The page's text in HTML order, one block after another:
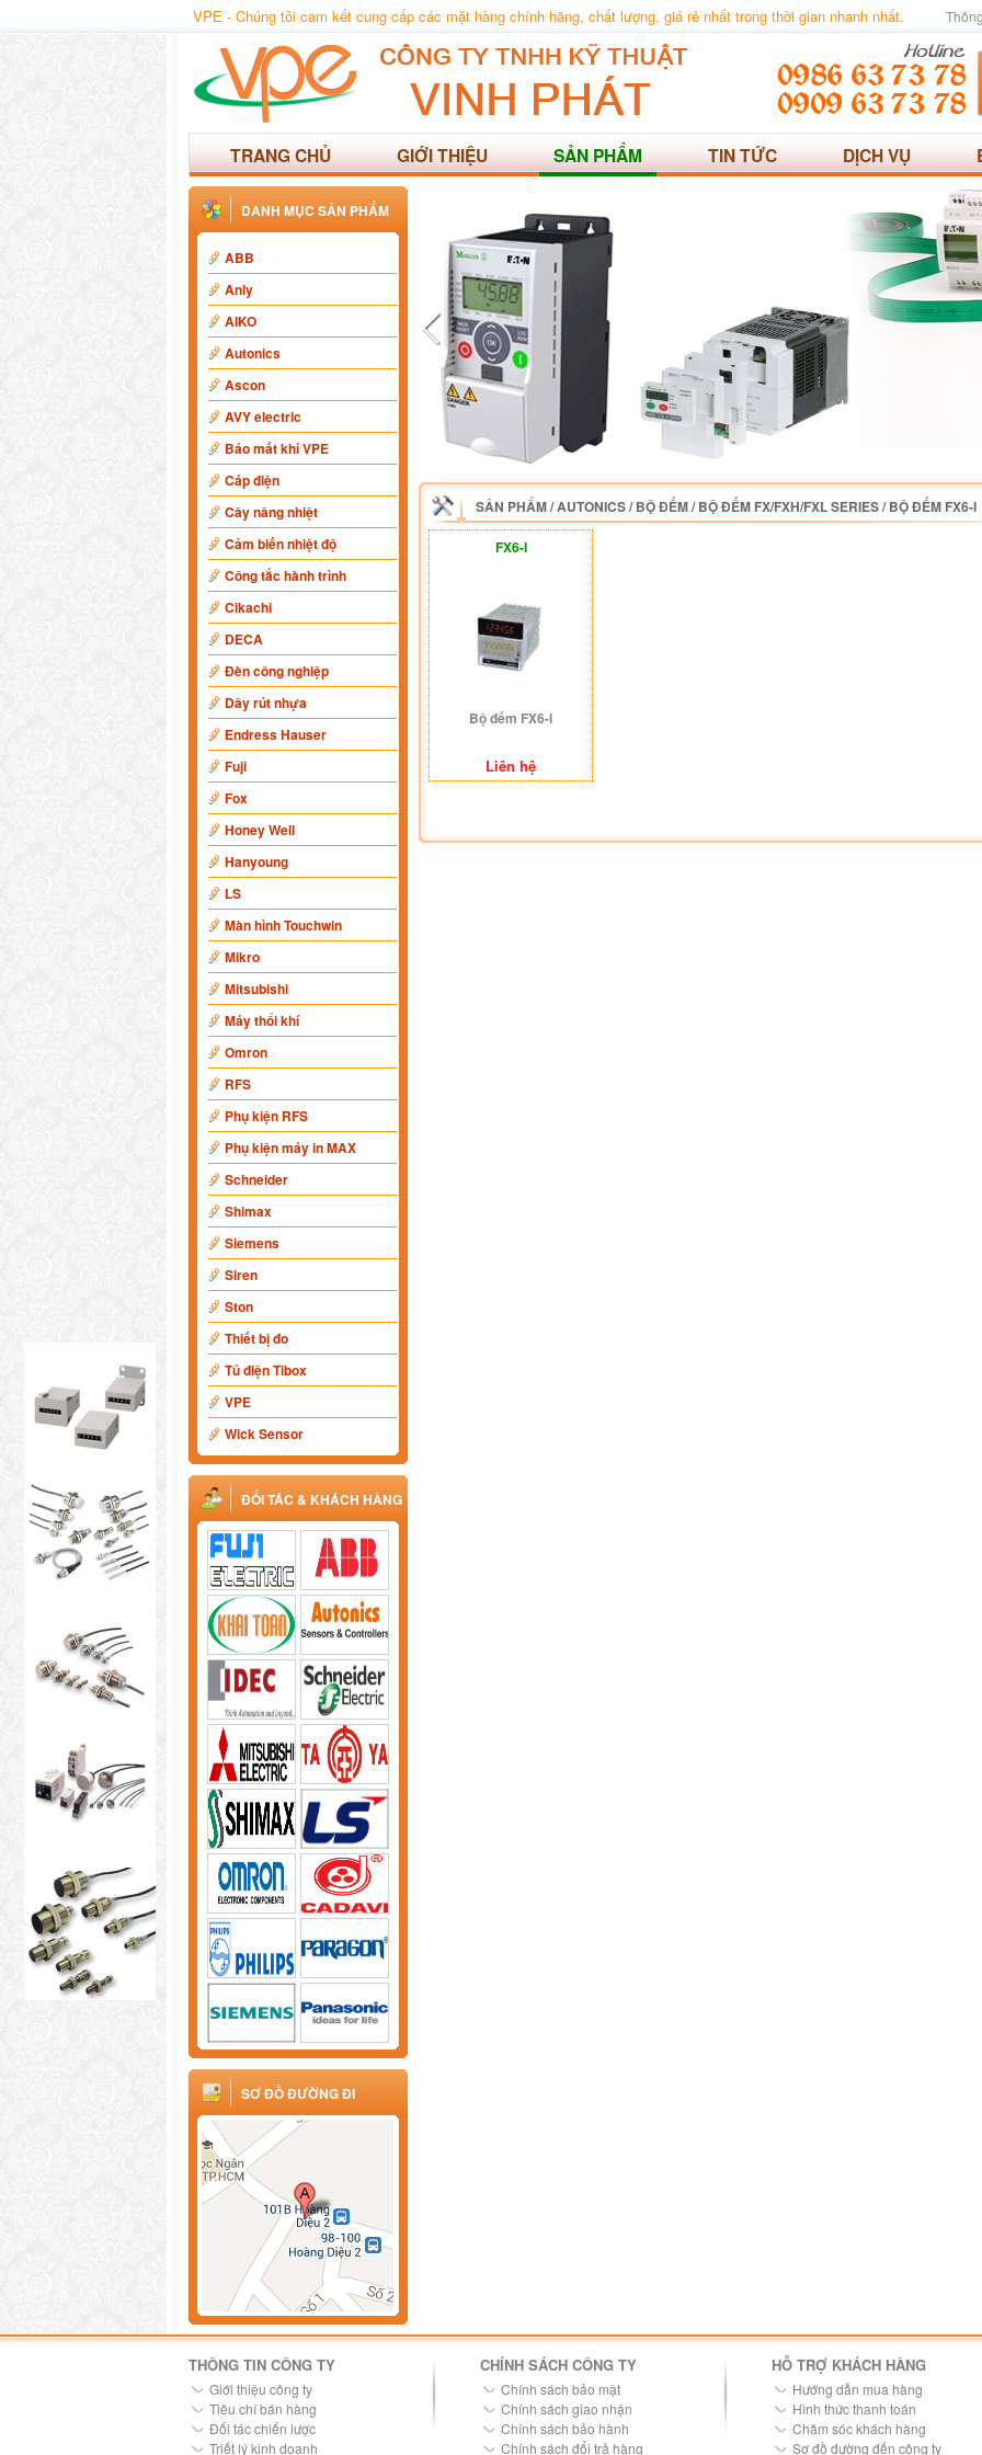
VPE - Chúng tôi cam kết cung cấp các mặt hàng chính hãng, chất lượng, giá rẻ nhất trong thời gian nhanh nhất.
TRANG CHỦ GIỚI THIỆU SẢN PHẨM TIN TỨC DỊCH VỤ
DANH MỤC SẢN PHẨM
ABB
Anly
AIKO
Autonics
Ascon
AVY electric
Báo mất khí VPE
Cáp điện
Cây nâng nhiệt
Cảm biến nhiệt độ
Công tắc hành trình
Cikachi
DECA
Đèn công nghiệp
Dây rút nhựa
Endress Hauser
Fuji
Fox
Honey Well
Hanyoung
LS
Màn hình Touchwin
Mikro
Mitsubishi
Máy thổi khí
Omron
RFS
Phụ kiện RFS
Phụ kiện máy in MAX
Schneider
Shimax
Siemens
Siren
Ston
Thiết bị đo
Tủ điện Tibox
VPE
Wick Sensor
ĐỐI TÁC & KHÁCH HÀNG
SƠ ĐỒ ĐƯỜNG ĐI
SẢN PHẨM/AUTONICS/BỘ ĐẾM/BỘ ĐẾM FX/FXH/FXL SERIES/BỘ ĐẾM FX6-I
FX6-I
Bộ đếm FX6-I
Liên hệ
THÔNG TIN CÔNG TY
Giới thiệu công ty
Tiêu chí bán hàng
Đối tác chiến lược
Triết lý kinh doanh
CHÍNH SÁCH CÔNG TY
Chính sách bảo mật
Chính sách giao nhận
Chính sách bảo hành
Chính sách đổi trả hàng
HỖ TRỢ KHÁCH HÀNG
Hướng dẫn mua hàng
Hình thức thanh toán
Chăm sóc khách hàng
Sơ đồ đường đến công ty